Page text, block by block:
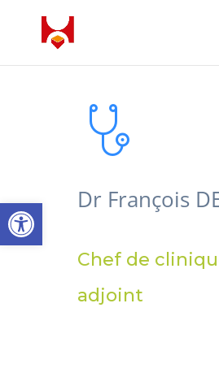
Open toolbarDr François
Chef de
adjoint